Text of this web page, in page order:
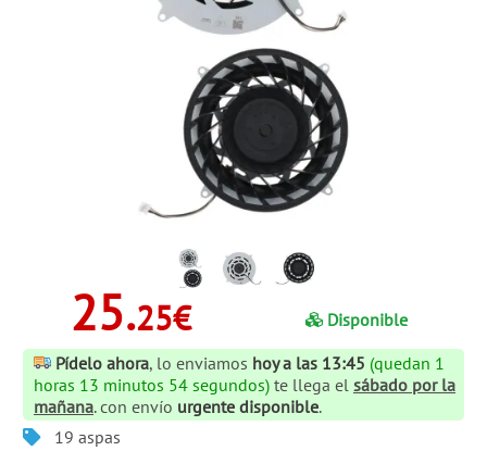
25.25€
Disponible
Pídelo ahora, lo enviamos hoy a las 13:45 (quedan 1
horas 13 minutos 53 segundos) te llega el sábado por la
mañana. con envío urgente disponible.
19 aspas